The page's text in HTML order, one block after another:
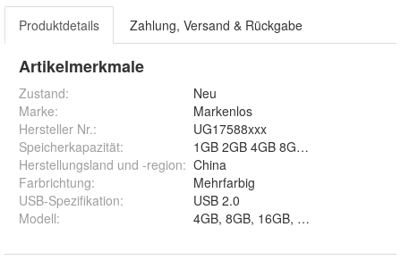
Produktdetails Zahlung, Versand & Rückgabe
Artikelmerkmale
Zustand:
Neu
Marke:
Markenlos
Hersteller Nr.:
UG17588xxx
Speicherkapazität:
1GB 2GB 4GB 8GB 16GB 32GB
Herstellungsland und -region: China
Farbrichtung:
Mehrfarbig
USB-Spezifikation:
USB 2.0
Modell: